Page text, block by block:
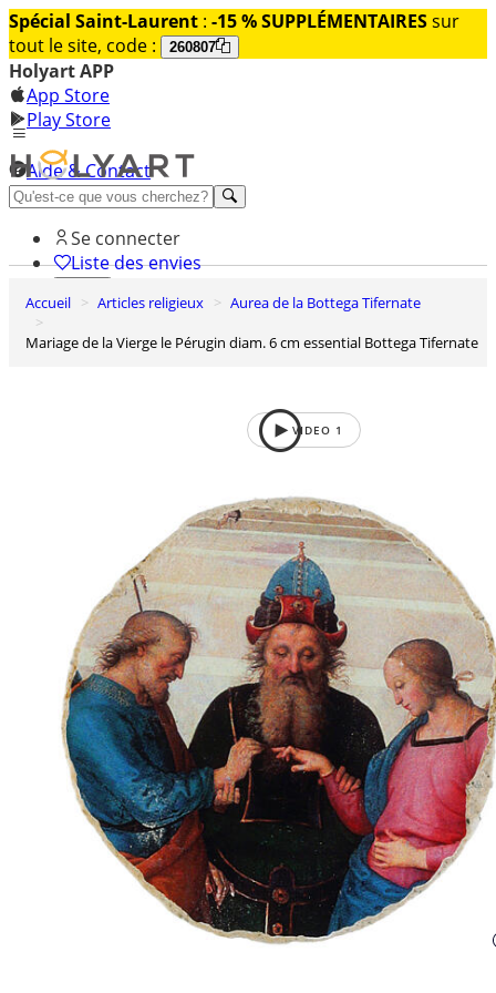
Spécial Saint-Laurent : -15 % SUPPLÉMENTAIRESsur
tout le site, code :
260807
Holyart APP
App Store
Play Store
Aide & Contact
Découvrez Premium
Se connecter
Liste des envies
0
Accueil Articles religieux
Aurea de la Bottega Tifernate
Mariage de la Vierge le Pérugin diam. 6 cm essential Bottega Tifernate
VIDEO 1